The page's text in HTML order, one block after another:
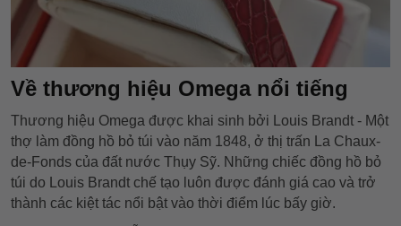
Về thương hiệu Omega nổi tiếng
Thương hiệu Omega được khai sinh bởi Louis Brandt - Một
thợ làm đồng hồ bỏ túi vào năm 1848, ở thị trấn La Chaux-
de-Fonds của đất nước Thụy Sỹ. Những chiếc đồng hồ bỏ
túi do Louis Brandt chế tạo luôn được đánh giá cao và trở
thành các kiệt tác nổi bật vào thời điểm lúc bấy giờ.